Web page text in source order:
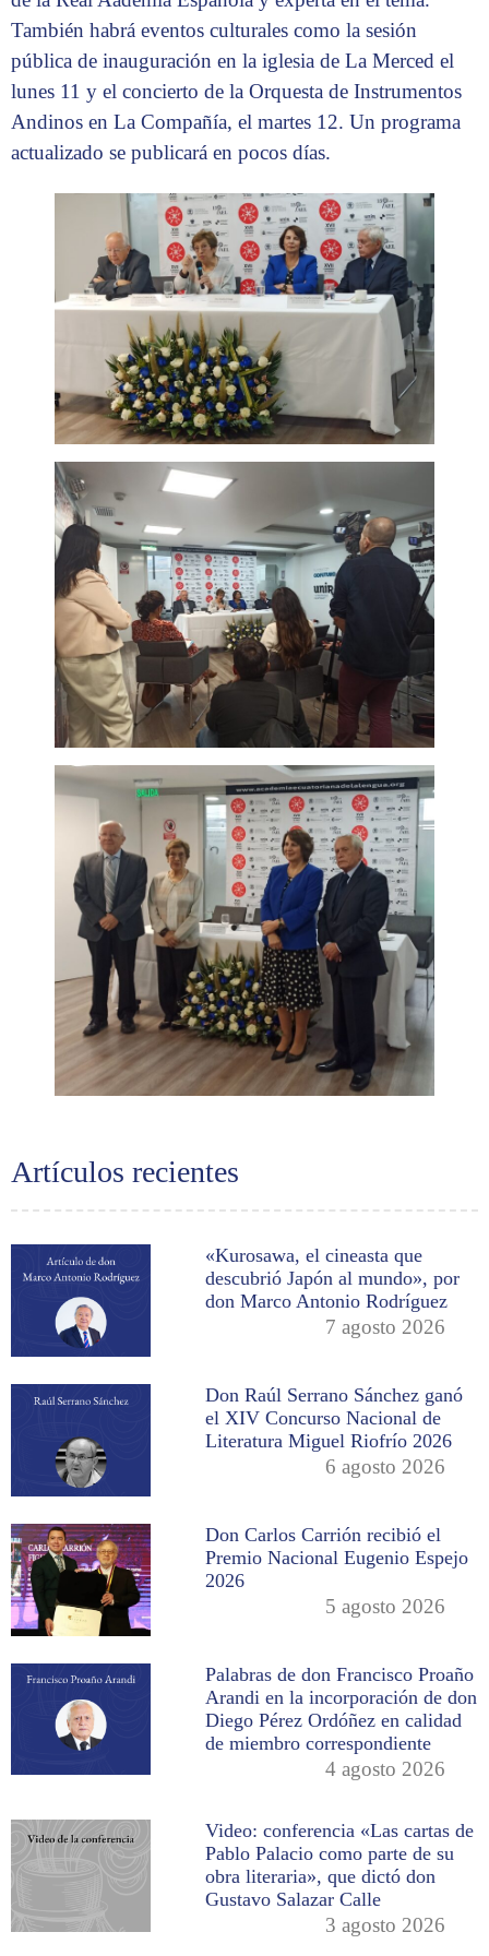
Artículos recientes
«Kurosawa, el cineasta que
descubrió Japón al mundo», por
don Marco Antonio Rodríguez
7 agosto 2026
Don Raúl Serrano Sánchez ganó
el XIV Concurso Nacional de
Literatura Miguel Riofrío 2026
6 agosto 2026
Don Carlos Carrión recibió el
Premio Nacional Eugenio Espejo
2026
5 agosto 2026
Palabras de don Francisco Proaño
Arandi en la incorporación de don
Diego Pérez Ordóñez en calidad
de miembro correspondiente
4 agosto 2026
Video: conferencia «Las cartas de
Pablo Palacio como parte de su
obra literaria», que dictó don
Gustavo Salazar Calle
3 agosto 2026
También habrá eventos culturales como la sesión
pública de inauguración en la iglesia de La Merced el
lunes 11 y el concierto de la Orquesta de Instrumentos
Andinos en La Compañía, el martes 12. Un programa
actualizado se publicará en pocos días.